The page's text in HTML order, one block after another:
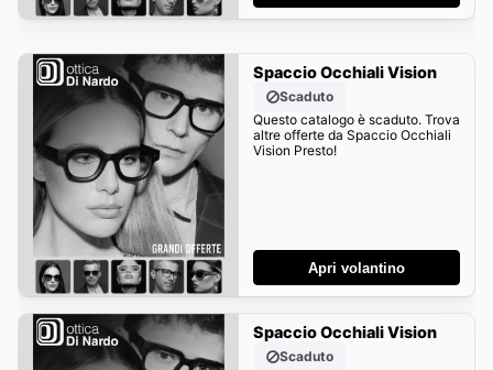
Spaccio Occhiali Vision
Scaduto
Questo catalogo è scaduto. Trova
altre offerte da Spaccio Occhiali
Vision Presto!
Apri volantino
Spaccio Occhiali Vision
Scaduto